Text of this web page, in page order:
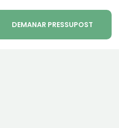
DEMANAR PRESSUPOST